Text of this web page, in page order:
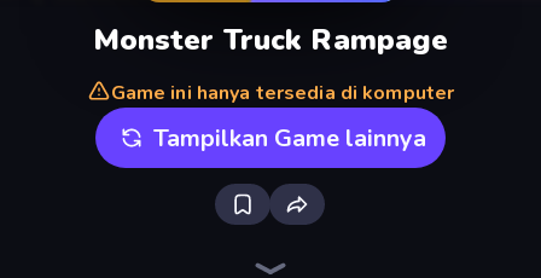
Monster Truck Rampage
Game ini hanya tersedia di komputer
Tampilkan Game lainnya